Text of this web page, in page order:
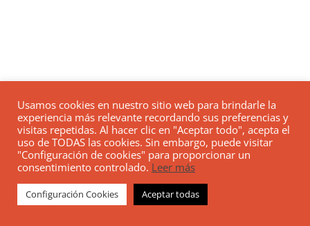
Usamos cookies en nuestro sitio web para brindarle la
experiencia más relevante recordando sus preferencias y
visitas repetidas. Al hacer clic en "Aceptar todo", acepta el
uso de TODAS las cookies. Sin embargo, puede visitar
"Configuración de cookies" para proporcionar un
consentimiento controlado. Leer más
Configuración Cookies Aceptar todas